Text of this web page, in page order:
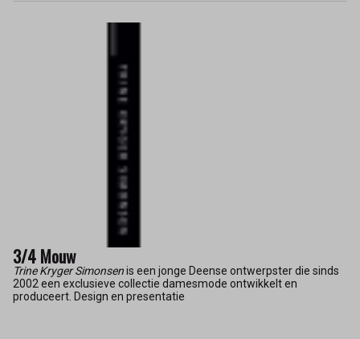
3/4 Mouw
Trine Kryger Simonsenis een jonge Deense ontwerpster die sinds
2002 een exclusieve collectie damesmode ontwikkelt en
produceert. Design en presentatie